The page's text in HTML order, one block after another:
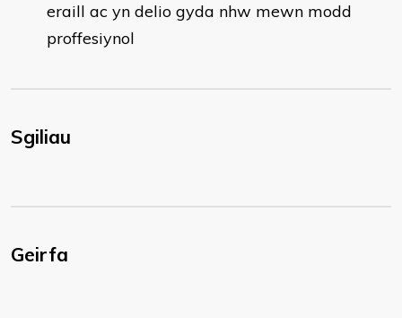
eraill ac yn delio gyda nhw mewn modd
proffesiynol
Sgiliau
Geirfa